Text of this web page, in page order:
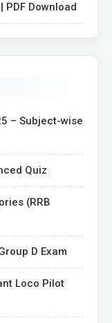
Download
– Subject-wise
Quiz
(RRB
D Exam
Loco Pilot